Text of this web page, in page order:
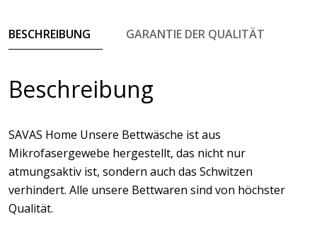
BESCHREIBUNG GARANTIE DER QUALITÄT
Beschreibung
SAVAS Home Unsere Bettwäsche ist aus
Mikrofasergewebe hergestellt, das nicht nur
atmungsaktiv ist, sondern auch das Schwitzen
verhindert. Alle unsere Bettwaren sind von höchster
Qualität.